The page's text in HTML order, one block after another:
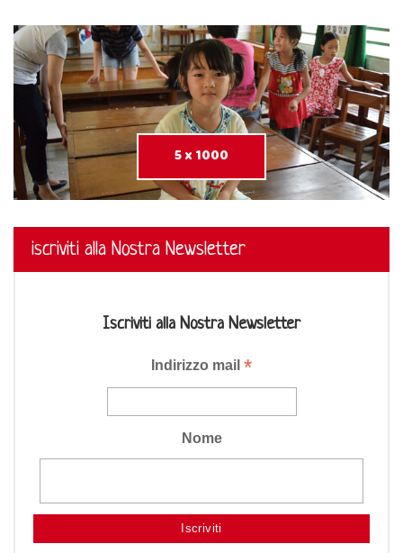
5 x 1000
iscriviti alla Nostra Newsletter
Iscriviti alla Nostra Newsletter
Indirizzo mail *
Nome